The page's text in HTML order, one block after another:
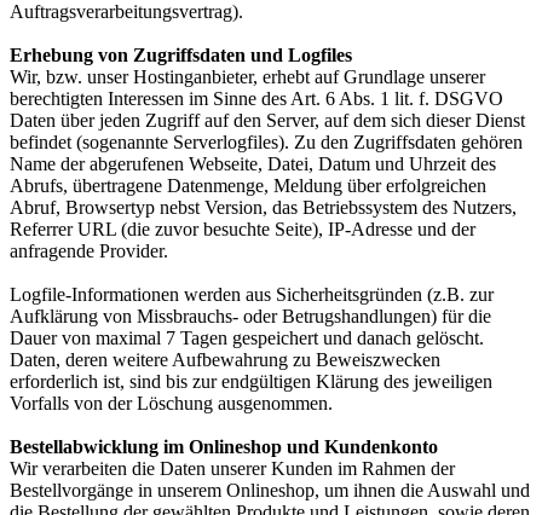
Auftragsverarbeitungsvertrag).
Erhebung von Zugriffsdaten und Logfiles
Wir, bzw. unser Hostinganbieter, erhebt auf Grundlage unserer
berechtigten Interessen im Sinne des Art. 6 Abs. 1 lit. f. DSGVO
Daten über jeden Zugriff auf den Server, auf dem sich dieser Dienst
befindet (sogenannte Serverlogfiles). Zu den Zugriffsdaten gehören
Name der abgerufenen Webseite, Datei, Datum und Uhrzeit des
Abrufs, übertragene Datenmenge, Meldung über erfolgreichen
Abruf, Browsertyp nebst Version, das Betriebssystem des Nutzers,
Referrer URL (die zuvor besuchte Seite), IP-Adresse und der
anfragende Provider.
Logfile-Informationen werden aus Sicherheitsgründen (z.B. zur
Aufklärung von Missbrauchs- oder Betrugshandlungen) für die
Dauer von maximal 7 Tagen gespeichert und danach gelöscht.
Daten, deren weitere Aufbewahrung zu Beweiszwecken
erforderlich ist, sind bis zur endgültigen Klärung des jeweiligen
Vorfalls von der Löschung ausgenommen.
Bestellabwicklung im Onlineshop und Kundenkonto
Wir verarbeiten die Daten unserer Kunden im Rahmen der
Bestellvorgänge in unserem Onlineshop, um ihnen die Auswahl und